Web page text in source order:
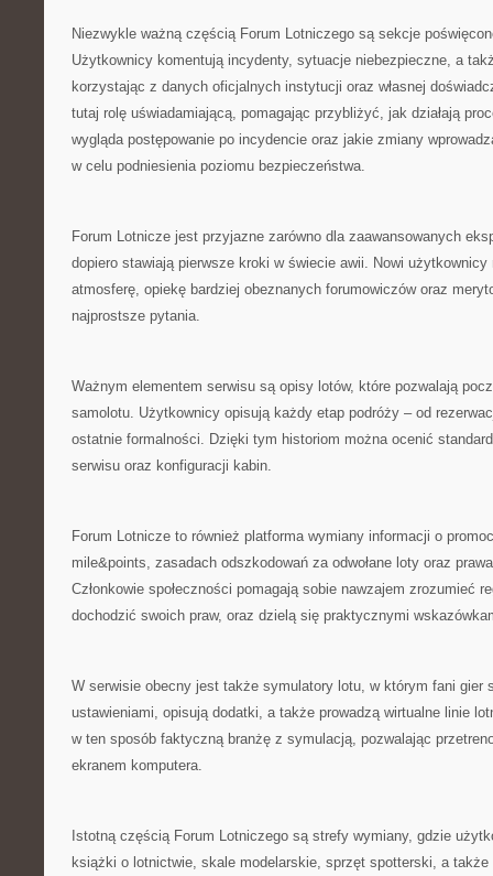
Niezwykle ważną częścią Forum Lotniczego są sekcje
Użytkownicy komentują incydenty, sytuacje niebezpieczne, a
korzystając z danych oficjalnych instytucji oraz własnej
tutaj rolę uświadamiającą, pomagając przybliżyć, jak działają
wygląda postępowanie po incydencie oraz jakie zmiany
w celu podniesienia poziomu bezpieczeństwa.
Forum Lotnicze jest przyjazne zarówno dla zaawansowanych
dopiero stawiają pierwsze kroki w świecie awii. Nowi
atmosferę, opiekę bardziej obeznanych forumowiczów oraz
najprostsze pytania.
Ważnym elementem serwisu są opisy lotów, które pozwalają
samolotu. Użytkownicy opisują każdy etap podróży – od
ostatnie formalności. Dzięki tym historiom można ocenić
serwisu oraz konfiguracji kabin.
Forum Lotnicze to również platforma wymiany informacji o
mile&points, zasadach odszkodowań za odwołane loty oraz
Członkowie społeczności pomagają sobie nawzajem zrozumieć
dochodzić swoich praw, oraz dzielą się praktycznymi
W serwisie obecny jest także symulatory lotu, w którym fani gier
ustawieniami, opisują dodatki, a także prowadzą wirtualne linie
w ten sposób faktyczną branżę z symulacją, pozwalając
ekranem komputera.
Istotną częścią Forum Lotniczego są strefy wymiany, gdzie
książki o lotnictwie, skale modelarskie, sprzęt spotterski, a